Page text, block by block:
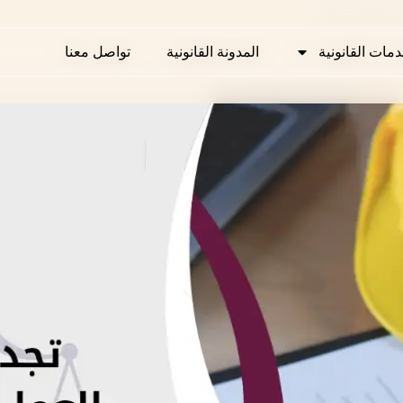
القانونية المدونة القانونية تواصل معنا القانونية المدونة القانونية تواصل معنا